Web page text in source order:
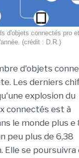
d'objets connectés pro
(crédit : D.R.)
d'objets
Les derniers
explosion du
connectés est à
le monde plus e
peu plus de 6,38
Elle se poursuivra